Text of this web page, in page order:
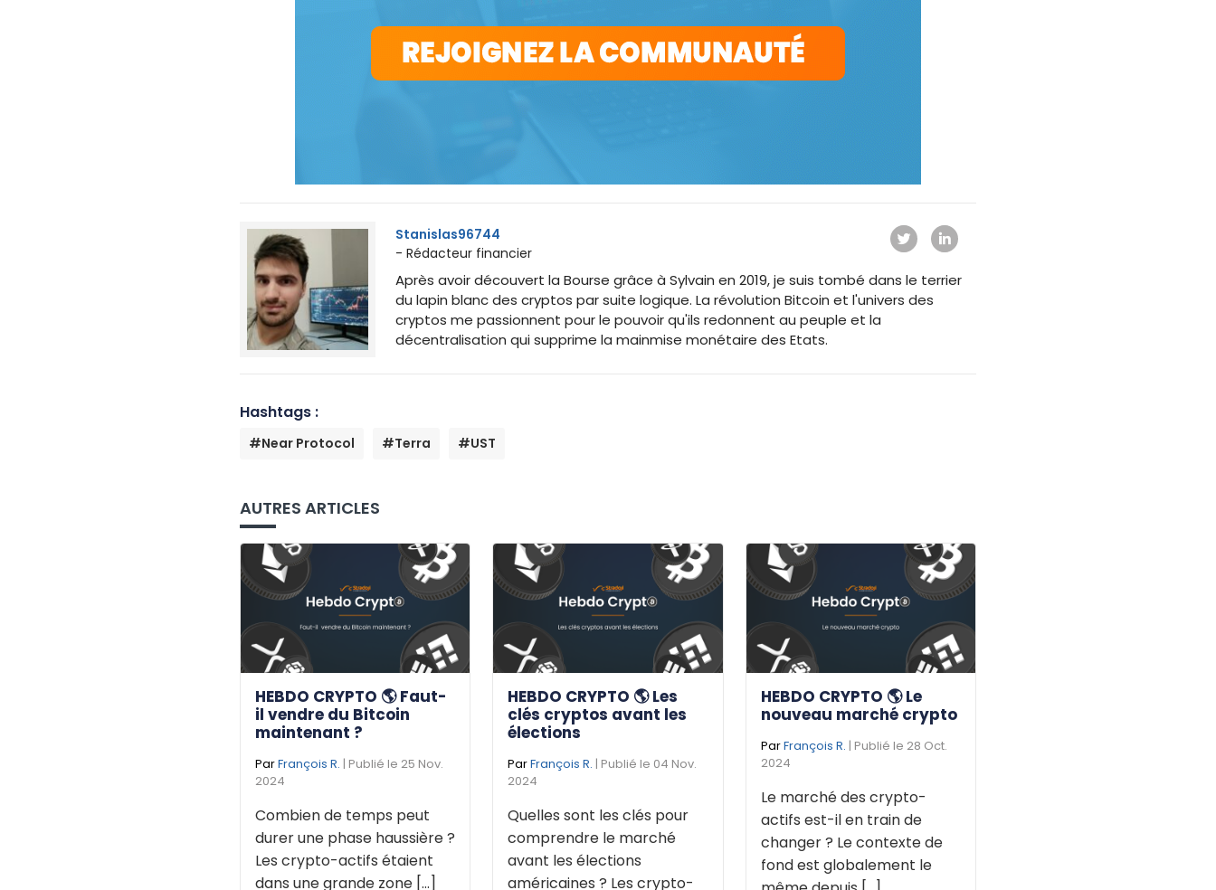
Stanislas96744
- Rédacteur financier
Après avoir découvert la Bourse grâce à Sylvain en 2019, je suis tombé dans le terrier
du lapin blanc des cryptos par suite logique. La révolution Bitcoin et l'univers des
cryptos me passionnent pour le pouvoir qu'ils redonnent au peuple et la
décentralisation qui supprime la mainmise monétaire des Etats.
Hashtags :
#Near Protocol #Terra #UST
AUTRES ARTICLES
HEBDO CRYPTO 🌎 Faut-
il vendre du Bitcoin
maintenant ?
ParFrançois R. | Publié le 25 Nov.
2024
Combien de temps peut
durer une phase haussière ?
Les crypto-actifs étaient
dans une grande zone [...]
HEBDO CRYPTO 🌎 Les
clés cryptos avant les
élections
ParFrançois R. | Publié le 04 Nov.
2024
Quelles sont les clés pour
comprendre le marché
avant les élections
américaines ? Les crypto-
HEBDO CRYPTO 🌎 Le
nouveau marché crypto
ParFrançois R. | Publié le 28 Oct.
2024
Le marché des crypto-
actifs est-il en train de
changer ? Le contexte de
fond est globalement le